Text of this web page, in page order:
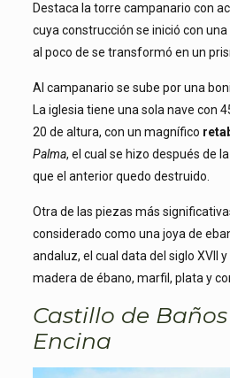
Destaca la torre campanario con
cuya construcción se inició con
al poco de se transformó en un
Al campanario se sube por una
La iglesia tiene una sola nave con
20 de altura, con un magnífico
Palma, el cual se hizo después de la
que el anterior quedo destruido.
Otra de las piezas más
considerado como una joya de
andaluz, el cual data del siglo XVII
madera de ébano, marfil, plata y
Castillo de
Encina